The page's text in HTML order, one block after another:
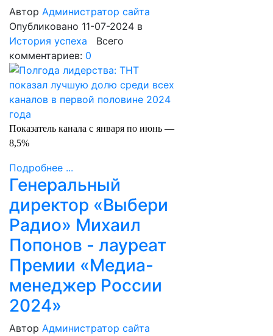
Автор Администратор сайта
Опубликовано 11-07-2024 в
История успеха Всего
комментариев: 0
Показатель канала с января по июнь —
8,5%
Подробнее ...
Генеральный
директор «Выбери
Радио» Михаил
Попонов - лауреат
Премии «Медиа-
менеджер России
2024»
Автор Администратор сайта